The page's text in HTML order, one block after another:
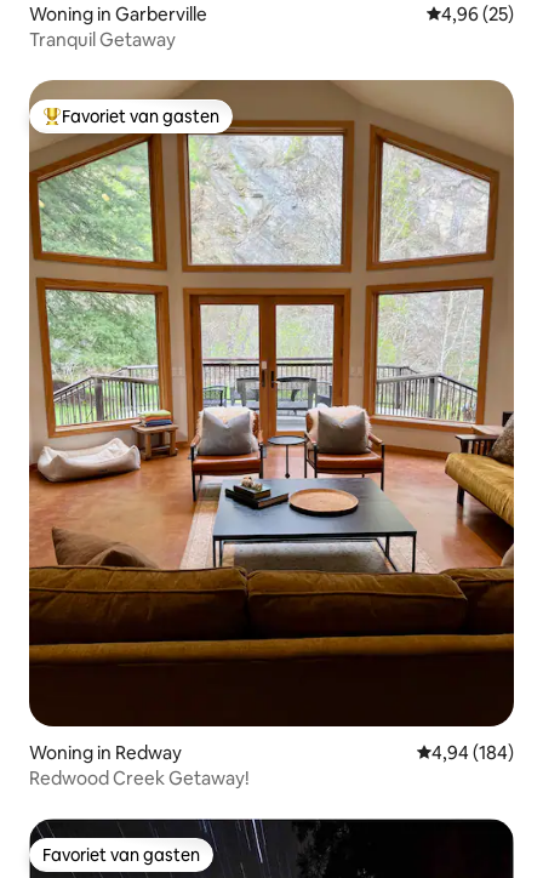
Woning in Garberville Gemiddelde
4,96 (25)
Tranquil Getaway
Topfavoriet van gasten
Favoriet van gasten
Woning in Redway Gemiddelde
4,94 (184)
Redwood Creek Getaway!
Favoriet van gasten
Favoriet van gasten